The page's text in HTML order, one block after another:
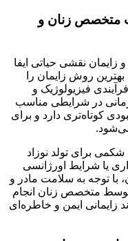
متخصص زنان و
زایمان نقشی حیاتی ایفا
روش زایمان را
فیزیولوژیک و
در شرایطی مناسب
کوتاه‌تری دارد و برای
برای تولد نوزاد
یا شرایط اورژانسی
با توجه به سلامت مادر و
متخصص زنان انجام
ایمن و خاطره‌ای